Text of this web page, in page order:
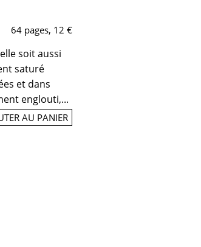
64 pages, 12 €
soit aussi
saturé
et dans
englouti,...
AU PANIER